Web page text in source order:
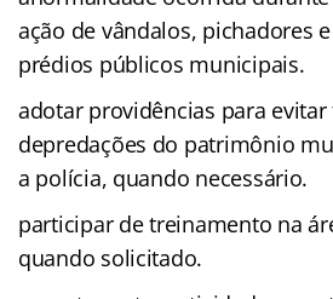
ação de vândalos, pichadores
prédios públicos municipais.
adotar providências para
depredações do patrimônio
a polícia, quando necessário.
participar de treinamento na
quando solicitado.